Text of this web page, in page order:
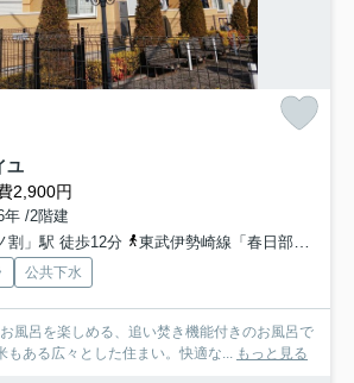
ユ
2,900円
年 /2階建
割」駅 徒歩12分
東武伊勢崎線「春日部」駅 徒歩22分
公共下水
風呂を楽しめる、追い焚き機能付きのお風呂で
もある広々とした住まい。快適な... もっと見る